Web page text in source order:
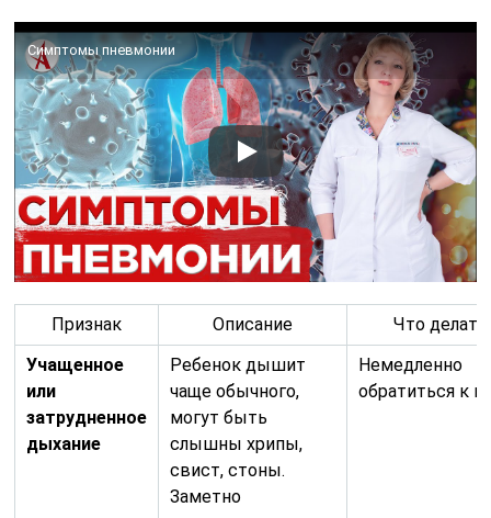
Симптомы пневмонии
Признак Описание
Что делать
Учащенное
или
затрудненное
дыхание
Ребенок дышит
чаще обычного,
могут быть
слышны хрипы,
свист, стоны.
Заметно
Немедленно
обратиться к